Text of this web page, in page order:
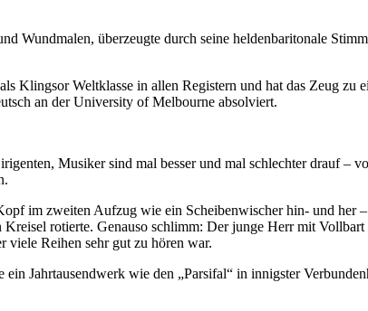
überzeugte durch seine heldenbaritonale
Klingsor Weltklasse in allen Registern und hat das Zeug zu
an der University of Melbourne absolviert.
Musiker sind mal besser und mal schlechter drauf –
im zweiten Aufzug wie ein Scheibenwischer hin- und her
rotierte. Genauso schlimm: Der junge Herr mit
viele Reihen sehr gut zu hören war.
Jahrtausendwerk wie den „Parsifal“ in innigster